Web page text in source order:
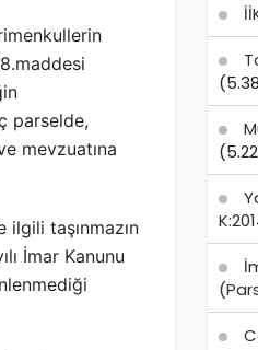
parselde,
mevzuatına
ilgili taşınmazın
İmar Kanunu